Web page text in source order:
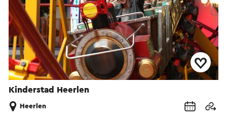
Kinderstad Heerlen
Heerlen